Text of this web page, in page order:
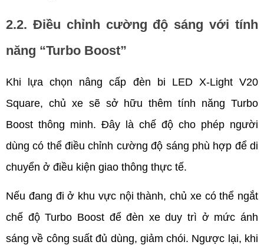
2.2. Điều chỉnh cường độ sáng với tính
năng “Turbo Boost”
Khi lựa chọn nâng cấp đèn bi LED X-Light V20
Square, chủ xe sẽ sở hữu thêm tính năng Turbo
Boost thông minh. Đây là chế độ cho phép người
dùng có thể điều chỉnh cường độ sáng phù hợp để di
chuyển ở điều kiện giao thông thực tế.
Nếu đang đi ở khu vực nội thành, chủ xe có thể ngắt
chế độ Turbo Boost để đèn xe duy trì ở mức ánh
sáng về công suất đủ dùng, giảm chói. Ngược lại, khi